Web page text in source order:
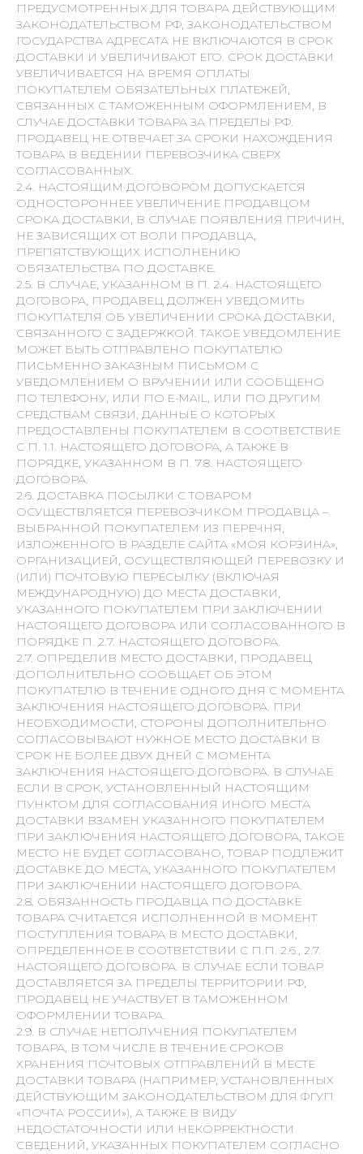
ПРЕДУСМОТРЕННЫХ ДЛЯ ТОВАРА ДЕЙСТВУЮЩИМ
ЗАКОНОДАТЕЛЬСТВОМ РФ, ЗАКОНОДАТЕЛЬСТВОМ
ГОСУДАРСТВА АДРЕСАТА НЕ ВКЛЮЧАЮТСЯ В СРОК
ДОСТАВКИ И УВЕЛИЧИВАЮТ ЕГО. СРОК ДОСТАВКИ
УВЕЛИЧИВАЕТСЯ НА ВРЕМЯ ОПЛАТЫ
ПОКУПАТЕЛЕМ ОБЯЗАТЕЛЬНЫХ ПЛАТЕЖЕЙ,
СВЯЗАННЫХ С ТАМОЖЕННЫМ ОФОРМЛЕНИЕМ, В
СЛУЧАЕ ДОСТАВКИ ТОВАРА ЗА ПРЕДЕЛЫ РФ.
ПРОДАВЕЦ НЕ ОТВЕЧАЕТ ЗА СРОКИ НАХОЖДЕНИЯ
ТОВАРА В ВЕДЕНИИ ПЕРЕВОЗЧИКА СВЕРХ
СОГЛАСОВАННЫХ.
2.4. НАСТОЯЩИМ ДОГОВОРОМ ДОПУСКАЕТСЯ
ОДНОСТОРОННЕЕ УВЕЛИЧЕНИЕ ПРОДАВЦОМ
СРОКА ДОСТАВКИ, В СЛУЧАЕ ПОЯВЛЕНИЯ ПРИЧИН,
НЕ ЗАВИСЯЩИХ ОТ ВОЛИ ПРОДАВЦА,
ПРЕПЯТСТВУЮЩИХ ИСПОЛНЕНИЮ
ОБЯЗАТЕЛЬСТВА ПО ДОСТАВКЕ.
2.5. В СЛУЧАЕ, УКАЗАННОМ В П. 2.4. НАСТОЯЩЕГО
ДОГОВОРА, ПРОДАВЕЦ ДОЛЖЕН УВЕДОМИТЬ
ПОКУПАТЕЛЯ ОБ УВЕЛИЧЕНИИ СРОКА ДОСТАВКИ,
СВЯЗАННОГО С ЗАДЕРЖКОЙ. ТАКОЕ УВЕДОМЛЕНИЕ
МОЖЕТ БЫТЬ ОТПРАВЛЕНО ПОКУПАТЕЛЮ
ПИСЬМЕННО ЗАКАЗНЫМ ПИСЬМОМ С
УВЕДОМЛЕНИЕМ О ВРУЧЕНИИ ИЛИ СООБЩЕНО
ПО ТЕЛЕФОНУ, ИЛИ ПО E-MAIL, ИЛИ ПО ДРУГИМ
СРЕДСТВАМ СВЯЗИ, ДАННЫЕ О КОТОРЫХ
ПРЕДОСТАВЛЕНЫ ПОКУПАТЕЛЕМ В СООТВЕТСТВИЕ
С П. 1.1. НАСТОЯЩЕГО ДОГОВОРА, А ТАКЖЕ В
ПОРЯДКЕ, УКАЗАННОМ В П. 7.8. НАСТОЯЩЕГО
ДОГОВОРА.
2.6. ДОСТАВКА ПОСЫЛКИ С ТОВАРОМ
ОСУЩЕСТВЛЯЕТСЯ ПЕРЕВОЗЧИКОМ ПРОДАВЦА –
ВЫБРАННОЙ ПОКУПАТЕЛЕМ ИЗ ПЕРЕЧНЯ,
ИЗЛОЖЕННОГО В РАЗДЕЛЕ САЙТА «МОЯ КОРЗИНА»,
ОРГАНИЗАЦИЕЙ, ОСУЩЕСТВЛЯЮЩЕЙ ПЕРЕВОЗКУ И
(ИЛИ) ПОЧТОВУЮ ПЕРЕСЫЛКУ (ВКЛЮЧАЯ
МЕЖДУНАРОДНУЮ) ДО МЕСТА ДОСТАВКИ,
УКАЗАННОГО ПОКУПАТЕЛЕМ ПРИ ЗАКЛЮЧЕНИИ
НАСТОЯЩЕГО ДОГОВОРА ИЛИ СОГЛАСОВАННОГО В
ПОРЯДКЕ П. 2.7. НАСТОЯЩЕГО ДОГОВОРА.
2.7. ОПРЕДЕЛИВ МЕСТО ДОСТАВКИ, ПРОДАВЕЦ
ДОПОЛНИТЕЛЬНО СООБЩАЕТ ОБ ЭТОМ
ПОКУПАТЕЛЮ В ТЕЧЕНИЕ ОДНОГО ДНЯ С МОМЕНТА
ЗАКЛЮЧЕНИЯ НАСТОЯЩЕГО ДОГОВОРА. ПРИ
НЕОБХОДИМОСТИ, СТОРОНЫ ДОПОЛНИТЕЛЬНО
СОГЛАСОВЫВАЮТ НУЖНОЕ МЕСТО ДОСТАВКИ В
СРОК НЕ БОЛЕЕ ДВУХ ДНЕЙ С МОМЕНТА
ЗАКЛЮЧЕНИЯ НАСТОЯЩЕГО ДОГОВОРА. В СЛУЧАЕ
ЕСЛИ В СРОК, УСТАНОВЛЕННЫЙ НАСТОЯЩИМ
ПУНКТОМ ДЛЯ СОГЛАСОВАНИЯ ИНОГО МЕСТА
ДОСТАВКИ ВЗАМЕН УКАЗАННОГО ПОКУПАТЕЛЕМ
ПРИ ЗАКЛЮЧЕНИЯ НАСТОЯЩЕГО ДОГОВОРА, ТАКОЕ
МЕСТО НЕ БУДЕТ СОГЛАСОВАНО, ТОВАР ПОДЛЕЖИТ
ДОСТАВКЕ ДО МЕСТА, УКАЗАННОГО ПОКУПАТЕЛЕМ
ПРИ ЗАКЛЮЧЕНИИ НАСТОЯЩЕГО ДОГОВОРА.
2.8. ОБЯЗАННОСТЬ ПРОДАВЦА ПО ДОСТАВКЕ
ТОВАРА СЧИТАЕТСЯ ИСПОЛНЕННОЙ В МОМЕНТ
ПОСТУПЛЕНИЯ ТОВАРА В МЕСТО ДОСТАВКИ,
ОПРЕДЕЛЕННОЕ В СООТВЕТСТВИИ С П.П. 2.6., 2.7.
НАСТОЯЩЕГО ДОГОВОРА. В СЛУЧАЕ ЕСЛИ ТОВАР
ДОСТАВЛЯЕТСЯ ЗА ПРЕДЕЛЫ ТЕРРИТОРИИ РФ,
ПРОДАВЕЦ НЕ УЧАСТВУЕТ В ТАМОЖЕННОМ
ОФОРМЛЕНИИ ТОВАРА.
2.9. В СЛУЧАЕ НЕПОЛУЧЕНИЯ ПОКУПАТЕЛЕМ
ТОВАРА, В ТОМ ЧИСЛЕ В ТЕЧЕНИЕ СРОКОВ
ХРАНЕНИЯ ПОЧТОВЫХ ОТПРАВЛЕНИЙ В МЕСТЕ
ДОСТАВКИ ТОВАРА (НАПРИМЕР, УСТАНОВЛЕННЫХ
ДЕЙСТВУЮЩИМ ЗАКОНОДАТЕЛЬСТВОМ ДЛЯ ФГУП
«ПОЧТА РОССИИ»), А ТАКЖЕ В ВИДУ
НЕДОСТАТОЧНОСТИ ИЛИ НЕКОРРЕКТНОСТИ
СВЕДЕНИЙ, УКАЗАННЫХ ПОКУПАТЕЛЕМ СОГЛАСНО